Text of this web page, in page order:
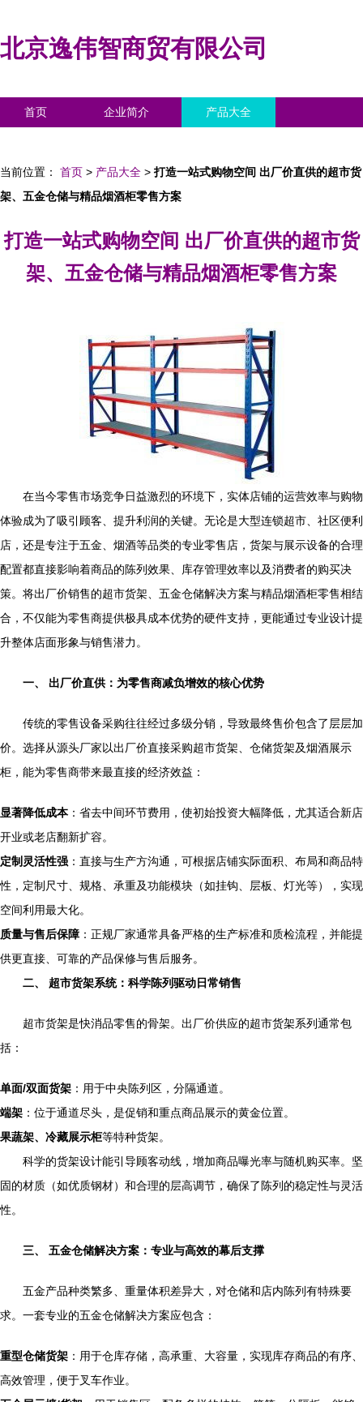
北京逸伟智商贸有限公司
首页 企业简介 产品大全
当前位置： 首页 > 产品大全 > 打造一站式购物空间 出厂价直供的超市货
架、五金仓储与精品烟酒柜零售方案
打造一站式购物空间 出厂价直供的超市货
架、五金仓储与精品烟酒柜零售方案
在当今零售市场竞争日益激烈的环境下，实体店铺的运营效率与购物
体验成为了吸引顾客、提升利润的关键。无论是大型连锁超市、社区便利
店，还是专注于五金、烟酒等品类的专业零售店，货架与展示设备的合理
配置都直接影响着商品的陈列效果、库存管理效率以及消费者的购买决
策。将出厂价销售的超市货架、五金仓储解决方案与精品烟酒柜零售相结
合，不仅能为零售商提供极具成本优势的硬件支持，更能通过专业设计提
升整体店面形象与销售潜力。
一、 出厂价直供：为零售商减负增效的核心优势
传统的零售设备采购往往经过多级分销，导致最终售价包含了层层加
价。选择从源头厂家以出厂价直接采购超市货架、仓储货架及烟酒展示
柜，能为零售商带来最直接的经济效益：
显著降低成本：省去中间环节费用，使初始投资大幅降低，尤其适合新店
开业或老店翻新扩容。
定制灵活性强 ：直接与生产方沟通，可根据店铺实际面积、布局和商品特
性，定制尺寸、规格、承重及功能模块（如挂钩、层板、灯光等），实现
空间利用最大化。
质量与售后保障 ：正规厂家通常具备严格的生产标准和质检流程，并能提
供更直接、可靠的产品保修与售后服务。
二、 超市货架系统：科学陈列驱动日常销售
超市货架是快消品零售的骨架。出厂价供应的超市货架系列通常包
括：
单面/双面货架 ：用于中央陈列区，分隔通道。
端架 ：位于通道尽头，是促销和重点商品展示的黄金位置。
果蔬架、冷藏展示柜等特种货架。
科学的货架设计能引导顾客动线，增加商品曝光率与随机购买率。坚
固的材质（如优质钢材）和合理的层高调节，确保了陈列的稳定性与灵活
性。
三、 五金仓储解决方案：专业与高效的幕后支撑
五金产品种类繁多、重量体积差异大，对仓储和店内陈列有特殊要
求。一套专业的五金仓储解决方案应包含：
重型仓储货架 ：用于仓库存储，高承重、大容量，实现库存商品的有序、
高效管理，便于叉车作业。